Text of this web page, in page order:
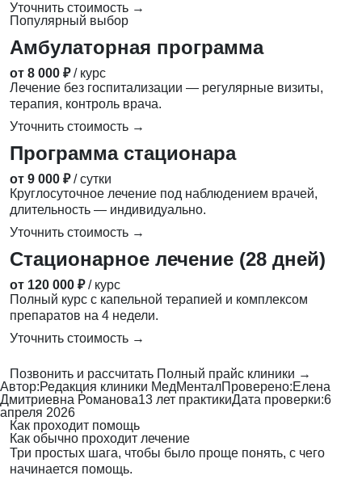
Уточнить стоимость →
Популярный выбор
Амбулаторная программа
от 8 000 ₽ / курс
Лечение без госпитализации — регулярные визиты,
терапия, контроль врача.
Уточнить стоимость →
Программа стационара
от 9 000 ₽ / сутки
Круглосуточное лечение под наблюдением врачей,
длительность — индивидуально.
Уточнить стоимость →
Стационарное лечение (28 дней)
от 120 000 ₽ / курс
Полный курс с капельной терапией и комплексом
препаратов на 4 недели.
Уточнить стоимость →
Позвонить и рассчитать Полный прайс клиники →
Автор:Редакция клиники МедМенталПроверено:Елена
Дмитриевна Романова13 лет практикиДата проверки:6
апреля 2026
Как проходит помощь
Как обычно проходит лечение
Три простых шага, чтобы было проще понять, с чего
начинается помощь.